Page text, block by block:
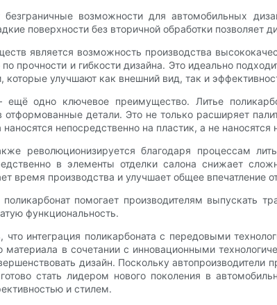
безграничные возможности для автомобильных
поверхности без вторичной обработки
является возможность производства
по прочности и гибкости дизайна. Это идеально
улучшают как внешний вид, так и
одно ключевое преимущество. Литье
отформованные детали. Это не только расширяет
непосредственно на пластик, а не наносятся
революционизируется благодаря процессам
в элементы отделки салона снижает
время производства и улучшает общее впечатление
помогает производителям выпускать
функциональность.
что интеграция поликарбоната с передовыми
материала в сочетании с инновационными
дизайн. Поскольку
стать лидером нового поколения в
и стилем.